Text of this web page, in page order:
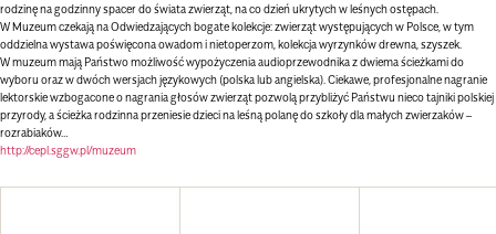
rodzinę na godzinny spacer do świata zwierząt, na co dzień ukrytych w leśnych ostępach.
W Muzeum czekają na Odwiedzających bogate kolekcje: zwierząt występujących w Polsce, w tym
oddzielna wystawa poświęcona owadom i nietoperzom, kolekcja wyrzynków drewna, szyszek.
W muzeum mają Państwo możliwość wypożyczenia audioprzewodnika z dwiema ścieżkami do
wyboru oraz w dwóch wersjach językowych (polska lub angielska). Ciekawe, profesjonalne nagranie
lektorskie wzbogacone o nagrania głosów zwierząt pozwolą przybliżyć Państwu nieco tajniki polskiej
przyrody, a ścieżka rodzinna przeniesie dzieci na leśną polanę do szkoły dla małych zwierzaków –
rozrabiaków…
http://cepl.sggw.pl/muzeum